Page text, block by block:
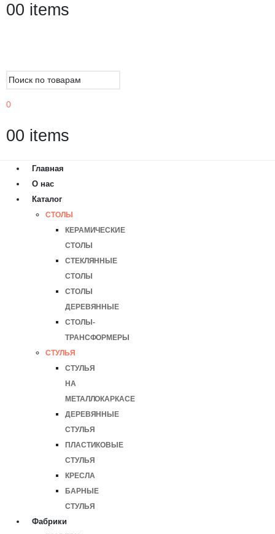
00 items
0
00 items
Главная
О нас
Каталог
СТОЛЫ
КЕРАМИЧЕСКИЕ
СТОЛЫ
СТЕКЛЯННЫЕ
СТОЛЫ
СТОЛЫ
ДЕРЕВЯННЫЕ
СТОЛЫ-
ТРАНСФОРМЕРЫ
СТУЛЬЯ
СТУЛЬЯ
НА
МЕТАЛЛОКАРКАСЕ
ДЕРЕВЯННЫЕ
СТУЛЬЯ
ПЛАСТИКОВЫЕ
СТУЛЬЯ
КРЕСЛА
БАРНЫЕ
СТУЛЬЯ
Фабрики